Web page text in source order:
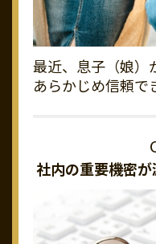
最近、息子（娘）
あらかじめ信頼で
社内の重要機密が